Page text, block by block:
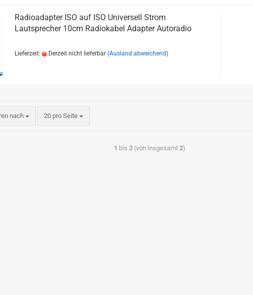
Radioadapter ISO auf ISO Universell Strom
Lautsprecher 10cm Radiokabel Adapter Autoradio
Lieferzeit: Derzeit nicht lieferbar (Ausland abweichend)
nach 20 pro Seite
1 bis 2(von insgesamt 2)